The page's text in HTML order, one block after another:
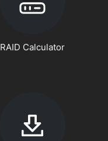
RAID Calculator